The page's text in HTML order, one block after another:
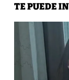
TE PUEDE